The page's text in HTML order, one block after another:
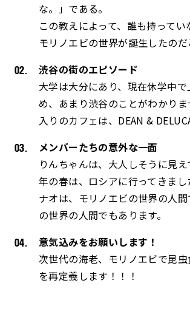
な。」である。
この教えによって、誰も持ってい
モリノエビの世界が誕生したのだ
渋谷の街のエピソード
大学は大分にあり、現在休学中
め、あまり渋谷のことがわかり
入りのカフェは、DEAN &
メンバーたちの意外な一面
りんちゃんは、大人しそうに見
年の春は、ロシアに行ってきまし
ナオは、モリノエビの世界の人
の世界の人間でもあります。
意気込みをお願いします！
次世代の海老、モリノエビで昆
を再定義します！！！